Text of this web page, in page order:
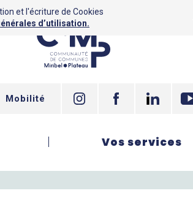
Mobilité
Vos services
et l'écriture de Cookies
d’utilisation.